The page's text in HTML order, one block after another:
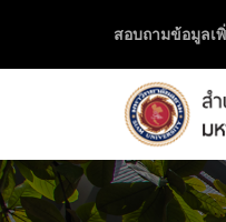
สอบถามข้อมูลเ